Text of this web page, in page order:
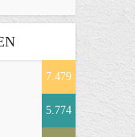
7.479
5.774